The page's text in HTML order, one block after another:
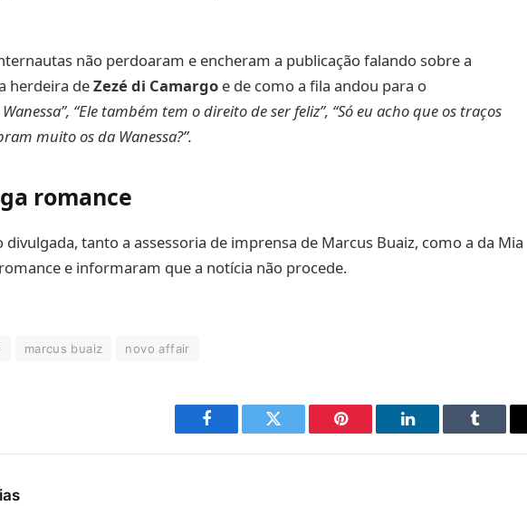
não perdoaram e encheram a publicação falando sobre a
herdeira deZezé di Camargo e de como a fila andou para o
Wanessa”, “Ele também tem o direito de ser feliz”, “Só eu acho que os traços
muito os da Wanessa?”.
romance
tanto a assessoria de imprensa de Marcus Buaiz, como a da Mia
e informaram que a notícia não procede.
marcus buaiz novo affair
Facebook Twitter Pinterest LinkedIn Tumblr